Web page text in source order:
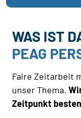
WAS IST
PEAG
Faire Zeitarbeit
unser Thema.
Zeitpunkt